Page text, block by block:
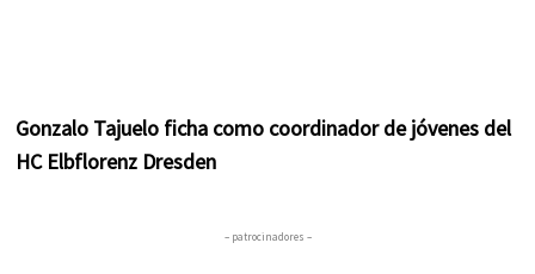
Gonzalo Tajuelo ficha como coordinador de jóvenes del
HC Elbflorenz Dresden
– patrocinadores –